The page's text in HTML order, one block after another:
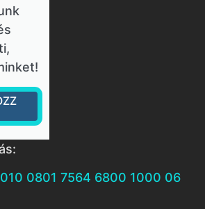
0801 7564 6800 1000 06